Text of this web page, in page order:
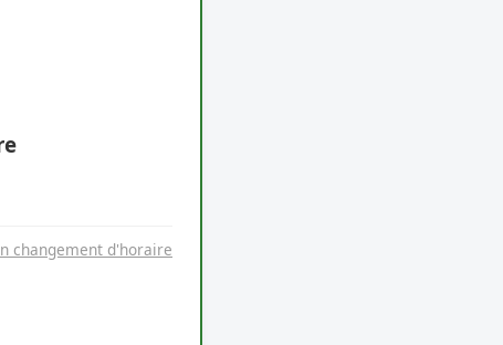
changement d'horaire